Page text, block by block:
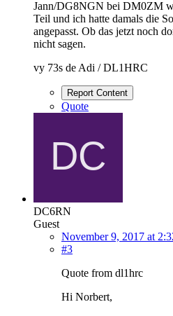
Jann/DG8NGN bei DM0ZM
Teil und ich hatte damals die
angepasst. Ob das jetzt noch
nicht sagen.
vy 73s de Adi / DL1HRC
Report Content
Quote
DC6RN
Guest
November 9, 2017 at
#3
Quote from dl1hrc
Hi Norbert,